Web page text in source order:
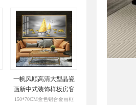
一帆风顺高清大型晶瓷
画新中式装饰样板房客
厅大厅装饰画
150*70CM金色铝合金画框